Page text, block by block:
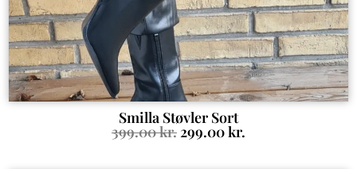
Smilla Støvler Sort
399.00kr. 299.00kr.